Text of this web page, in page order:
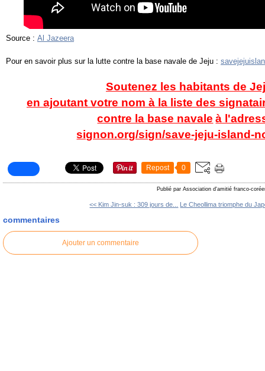
Source : Al Jazeera
Pour en savoir plus sur la lutte contre la base navale de Jeju :
Soutenez les habitants de
en ajoutant votre nom à la liste des
contre la base navale à
signon.org/sign/save-jeju-island-
Repost 0
Publié par Association d'amitié franco-
<< Kim Jin-suk : 309 jours de... Le Cheollima triomphe du
commentaires
Ajouter un commentaire